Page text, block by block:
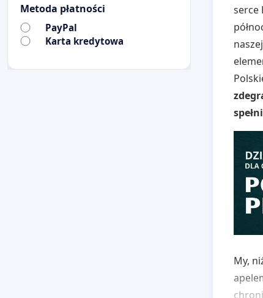
serce
My,
Metoda płatności
PayPal
Karta kredytowa